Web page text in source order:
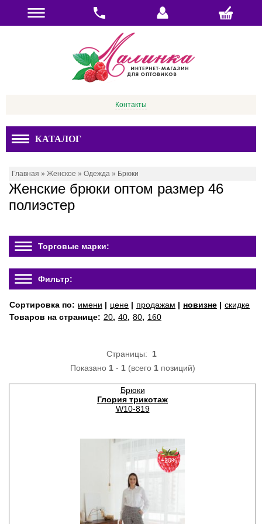
Контакты
КАТАЛОГ
Главная » Женское » Одежда » Брюки
Женские брюки оптом размер 46
полиэстер
Торговые марки:
Фильтр:
Сортировка по: имени | цене | продажам | новизне | скидке
Товаров на странице: 20, 40, 80, 160
Страницы: 1
Показано 1- 1(всего 1позиций)
Брюки
Глория трикотаж
W10-819
−20%